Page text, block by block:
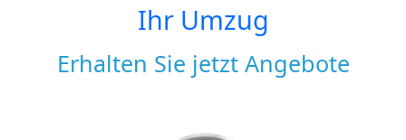
Ihr Umzug
Erhalten Sie jetzt Angebote